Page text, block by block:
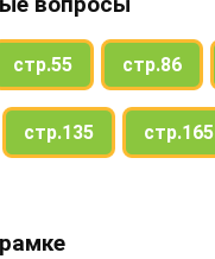
стр.55 стр.86
стр.135 стр.165